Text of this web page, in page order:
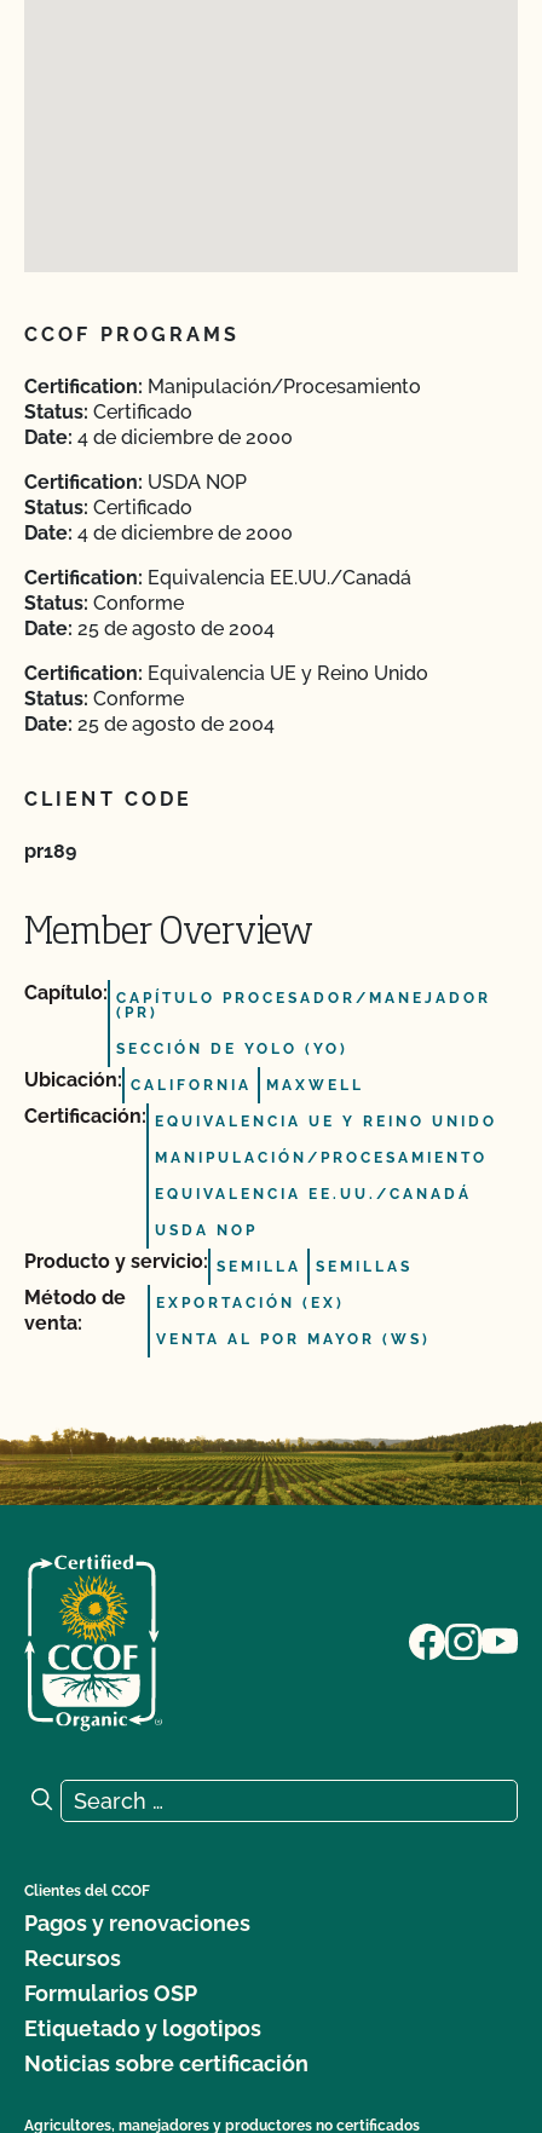
CCOF PROGRAMS
Certification: Manipulación/Procesamiento
Status: Certificado
Date: 4 de diciembre de 2000
Certification: USDA NOP
Status: Certificado
Date: 4 de diciembre de 2000
Certification: Equivalencia EE.UU./Canadá
Status: Conforme
Date: 25 de agosto de 2004
Certification: Equivalencia UE y Reino Unido
Status: Conforme
Date: 25 de agosto de 2004
CLIENT CODE
pr189
Member Overview
Capítulo: CAPÍTULO PROCESADOR/MANEJADOR
(PR)
SECCIÓN DE YOLO (YO)
Ubicación: CALIFORNIA MAXWELL
Certificación: EQUIVALENCIA UE Y REINO UNIDO
MANIPULACIÓN/PROCESAMIENTO
EQUIVALENCIA EE.UU./CANADÁ
USDA NOP
Producto y servicio: SEMILLA SEMILLAS
Método de
venta:
EXPORTACIÓN (EX)
VENTA AL POR MAYOR (WS)
Search for:
Search
Clientes del CCOF
Pagos y renovaciones
Recursos
Formularios OSP
Etiquetado y logotipos
Noticias sobre certificación
Agricultores, manejadores y productores no certificados